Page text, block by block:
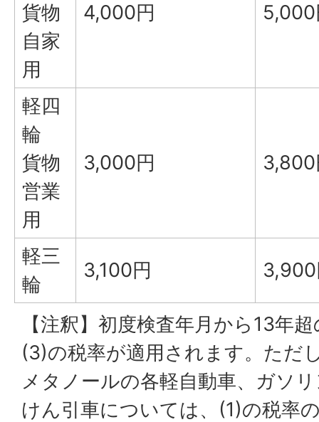
貨物
自家
用
4,000円
軽四
輪
貨物
営業
用
3,000円
軽三
輪
3,100円
【注釈】初度検査年月から13年
(3)の税率が適用されます。ただ
メタノールの各軽自動車、ガソ
けん引車については、(1)の税率